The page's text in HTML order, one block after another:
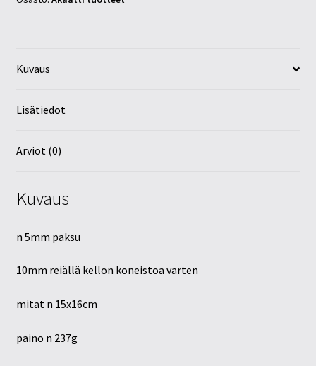
Kuvaus
Lisätiedot
Arviot (0)
Kuvaus
n 5mm paksu
10mm reiällä kellon koneistoa varten
mitat n 15x16cm
paino n 237g